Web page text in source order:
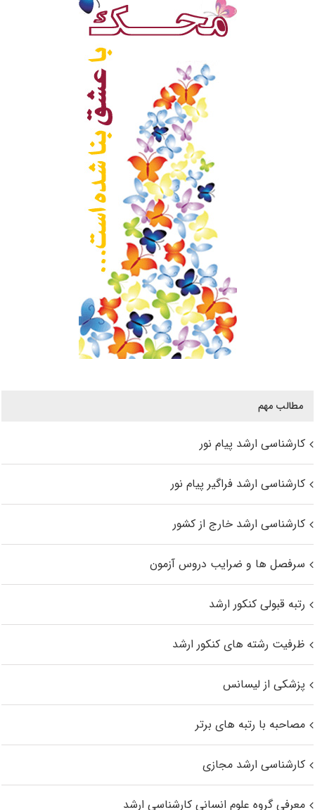
مطالب مهم
کارشناسی ارشد پیام نور
کارشناسی ارشد فراگیر پیام نور
کارشناسی ارشد خارج از کشور
سرفصل ها و ضرایب دروس آزمون
رتبه قبولی کنکور ارشد
ظرفیت رشته های کنکور ارشد
پزشکی از لیسانس
مصاحبه با رتبه های برتر
کارشناسی ارشد مجازی
معرفی گروه علوم انسانی کارشناسی ارشد